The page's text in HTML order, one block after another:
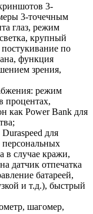
3-
3-точечным
глаз, режим
крупный
по
функция
зрения,
режим
процентах,
как Power Bank для
для
в случае кражи,
датчик отпечатка
батареей,
и т.д.), быстрый
шагомер,